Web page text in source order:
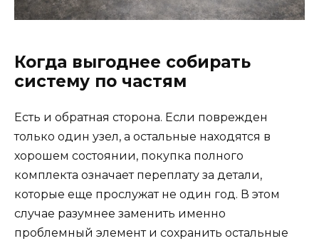
Когда выгоднее собирать
систему по частям
Есть и обратная сторона. Если поврежден
только один узел, а остальные находятся в
хорошем состоянии, покупка полного
комплекта означает переплату за детали,
которые еще прослужат не один год. В этом
случае разумнее заменить именно
проблемный элемент и сохранить остальные